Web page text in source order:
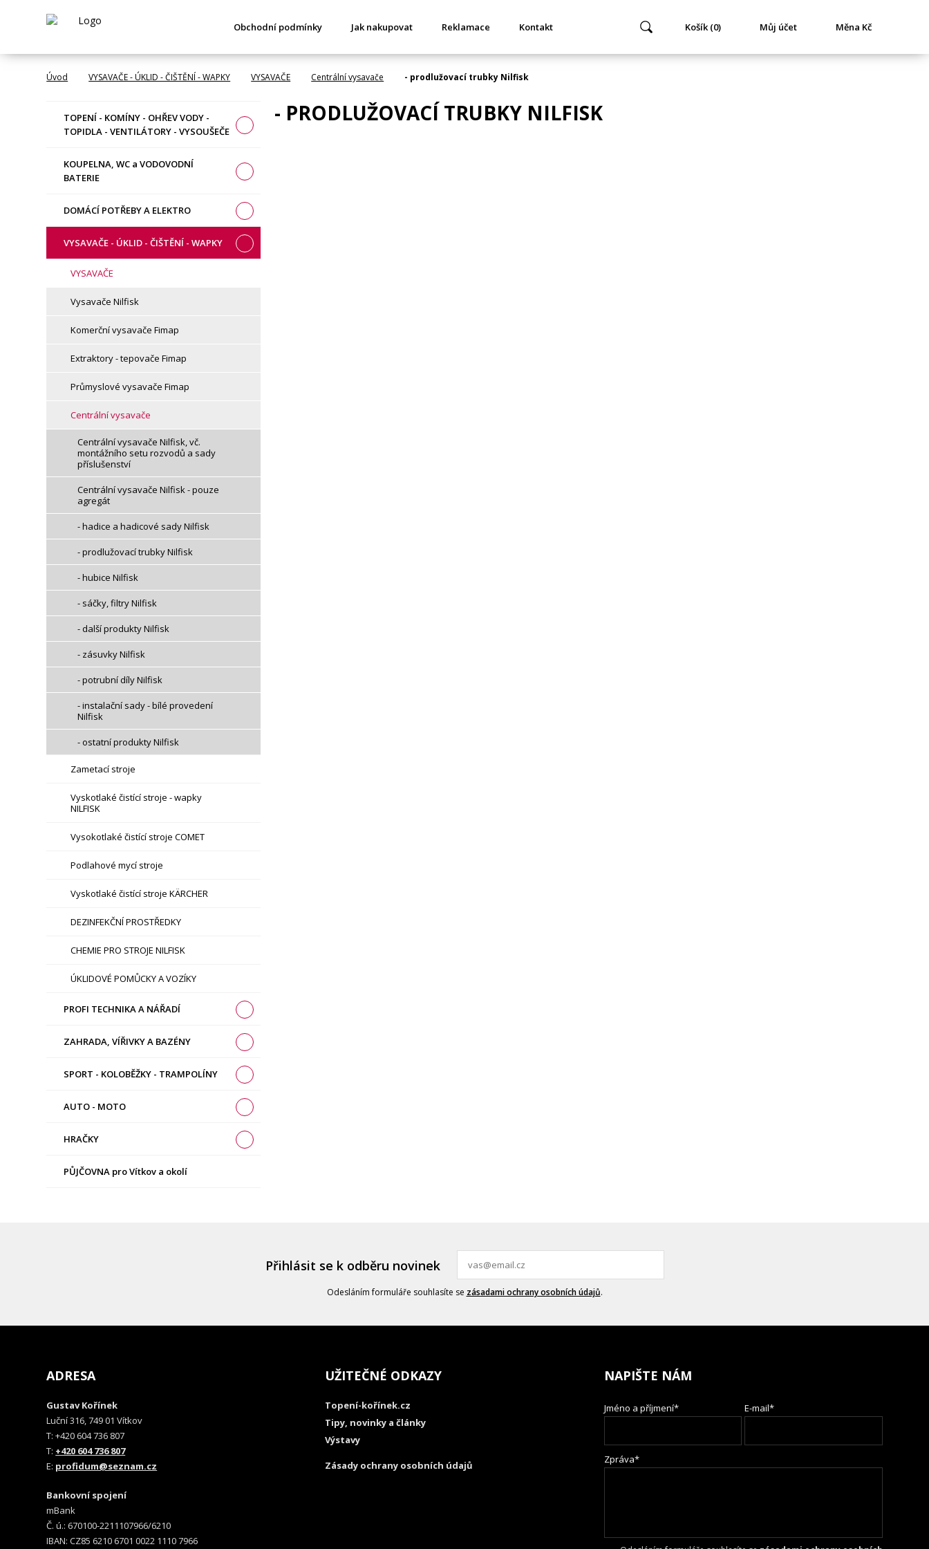
Obchodní podmínky Jak nakupovat Reklamace Kontakt Košík (0) Můj účet Měna Kč
Úvod VYSAVAČE - ÚKLID - ČIŠTĚNÍ - WAPKY VYSAVAČE Centrální vysavače - prodlužovací trubky Nilfisk
TOPENÍ - KOMÍNY - OHŘEV VODY -
TOPIDLA - VENTILÁTORY - VYSOUŠEČE
KOUPELNA, WC a VODOVODNÍ
BATERIE
DOMÁCÍ POTŘEBY A ELEKTRO
VYSAVAČE - ÚKLID - ČIŠTĚNÍ - WAPKY
VYSAVAČE
Vysavače Nilfisk
Komerční vysavače Fimap
Extraktory - tepovače Fimap
Průmyslové vysavače Fimap
Centrální vysavače
Centrální vysavače Nilfisk, vč.
montážního setu rozvodů a sady
příslušenství
Centrální vysavače Nilfisk - pouze
agregát
- hadice a hadicové sady Nilfisk
- prodlužovací trubky Nilfisk
- hubice Nilfisk
- sáčky, filtry Nilfisk
- další produkty Nilfisk
- zásuvky Nilfisk
- potrubní díly Nilfisk
- instalační sady - bílé provedení
Nilfisk
- ostatní produkty Nilfisk
Zametací stroje
Vyskotlaké čistící stroje - wapky
NILFISK
Vysokotlaké čistící stroje COMET
Podlahové mycí stroje
Vyskotlaké čistící stroje KÄRCHER
DEZINFEKČNÍ PROSTŘEDKY
CHEMIE PRO STROJE NILFISK
ÚKLIDOVÉ POMŮCKY A VOZÍKY
PROFI TECHNIKA A NÁŘADÍ
ZAHRADA, VÍŘIVKY A BAZÉNY
SPORT - KOLOBĚŽKY - TRAMPOLÍNY
AUTO - MOTO
HRAČKY
PŮJČOVNA pro Vítkov a okolí
- PRODLUŽOVACÍ TRUBKY NILFISK
Přihlásit se k odběru novinek
Odesláním formuláře souhlasíte se zásadami ochrany osobních údajů.
ADRESA
Gustav Kořínek
Luční 316, 749 01 Vítkov
T: +420 604 736 807
T: +420 604 736 807
E: profidum@seznam.cz
Bankovní spojení
mBank
Č. ú.: 670100-2211107966/6210
IBAN: CZ85 6210 6701 0022 1110 7966
UŽITEČNÉ ODKAZY
Topení-kořínek.cz
Tipy, novinky a články
Výstavy
Zásady ochrany osobních údajů
NAPIŠTE NÁM
Jméno a příjmení* E-mail*
Zpráva*